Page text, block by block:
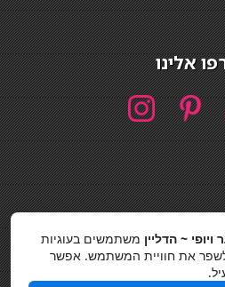
אלינו
חיפוש
בר
~ הדליין משתמשים בעוגיות
את חוויית המשתמש. אפשר